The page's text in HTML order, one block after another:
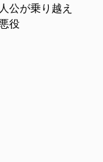
公が乗り越え
役